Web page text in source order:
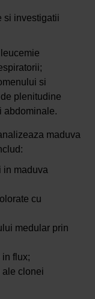
si investigatii
si
plenitudine
abdominale.
maduva
in maduva
cu
medular prin
flux;
ale clonei